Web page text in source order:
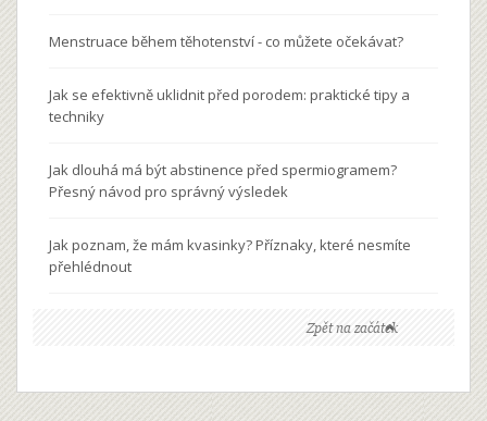
Menstruace během těhotenství - co můžete očekávat?
Jak se efektivně uklidnit před porodem: praktické tipy a
techniky
Jak dlouhá má být abstinence před spermiogramem?
Přesný návod pro správný výsledek
Jak poznam, že mám kvasinky? Příznaky, které nesmíte
přehlédnout
Zpět na začátek